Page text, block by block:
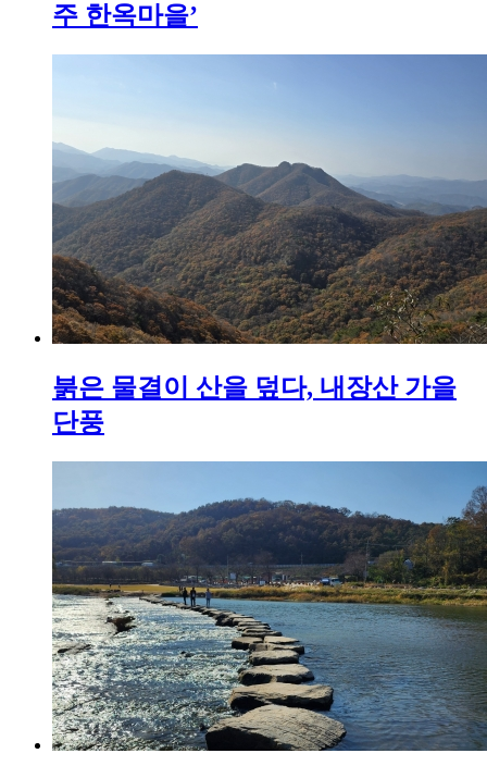
주 한옥마을’
붉은 물결이 산을 덮다, 내장산 가을
단풍